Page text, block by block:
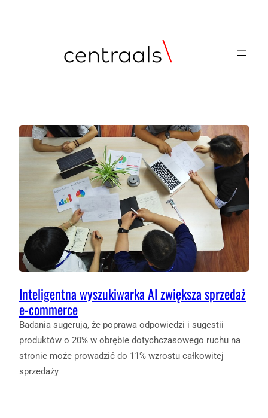
Inteligentna wyszukiwarka AI zwiększa sprzedaż
e-commerce
Badania sugerują, że poprawa odpowiedzi i sugestii
produktów o 20% w obrębie dotychczasowego ruchu na
stronie może prowadzić do 11% wzrostu całkowitej
sprzedaży